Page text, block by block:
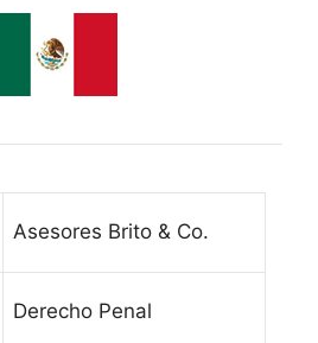
Asesores Brito & Co.
Derecho Penal